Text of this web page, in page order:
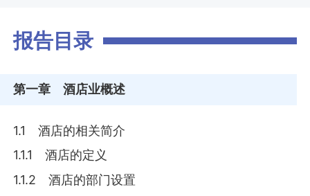
报告目录
第一章 酒店业概述
1.1 酒店的相关简介
1.1.1 酒店的定义
1.1.2 酒店的部门设置